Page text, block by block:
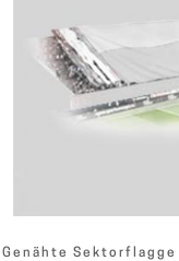
Genähte Sektorflagge